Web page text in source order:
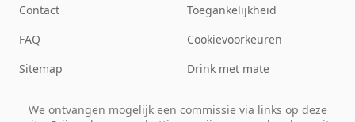
Contact
FAQ
Sitemap
Toegankelijkheid
Cookievoorkeuren
Drink met mate
We ontvangen mogelijk een commissie via links op deze